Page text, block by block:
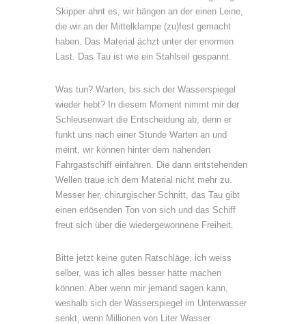
Skipper ahnt es, wir hängen an der einen Leine,
die wir an der Mittelklampe (zu)fest gemacht
haben. Das Material ächzt unter der enormen
Last. Das Tau ist wie ein Stahlseil gespannt.
Was tun? Warten, bis sich der Wasserspiegel
wieder hebt? In diesem Moment nimmt mir der
Schleusenwart die Entscheidung ab, denn er
funkt uns nach einer Stunde Warten an und
meint, wir können hinter dem nahenden
Fahrgastschiff einfahren. Die dann entstehenden
Wellen traue ich dem Material nicht mehr zu.
Messer her, chirurgischer Schnitt, das Tau gibt
einen erlösenden Ton von sich und das Schiff
freut sich über die wiedergewonnene Freiheit.
Bitte jetzt keine guten Ratschläge, ich weiss
selber, was ich alles besser hätte machen
können. Aber wenn mir jemand sagen kann,
weshalb sich der Wasserspiegel im Unterwasser
senkt, wenn Millionen von Liter Wasser